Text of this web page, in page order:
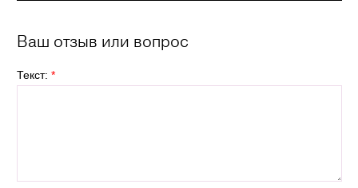
Ваш отзыв или вопрос
Текст: *